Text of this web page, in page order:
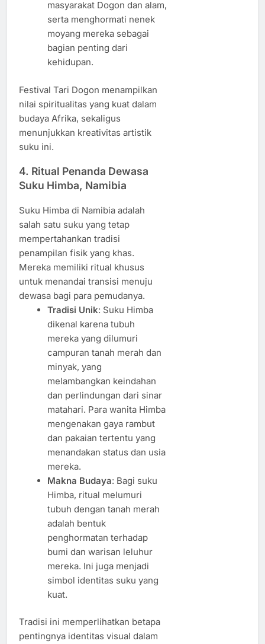
masyarakat Dogon dan alam,
serta menghormati nenek
moyang mereka sebagai
bagian penting dari
kehidupan.
Festival Tari Dogon menampilkan
nilai spiritualitas yang kuat dalam
budaya Afrika, sekaligus
menunjukkan kreativitas artistik
suku ini.
4. Ritual Penanda Dewasa
Suku Himba, Namibia
Suku Himba di Namibia adalah
salah satu suku yang tetap
mempertahankan tradisi
penampilan fisik yang khas.
Mereka memiliki ritual khusus
untuk menandai transisi menuju
dewasa bagi para pemudanya.
Tradisi Unik: Suku Himba
dikenal karena tubuh
mereka yang dilumuri
campuran tanah merah dan
minyak, yang
melambangkan keindahan
dan perlindungan dari sinar
matahari. Para wanita Himba
mengenakan gaya rambut
dan pakaian tertentu yang
menandakan status dan usia
mereka.
Makna Budaya: Bagi suku
Himba, ritual melumuri
tubuh dengan tanah merah
adalah bentuk
penghormatan terhadap
bumi dan warisan leluhur
mereka. Ini juga menjadi
simbol identitas suku yang
kuat.
Tradisi ini memperlihatkan betapa
pentingnya identitas visual dalam